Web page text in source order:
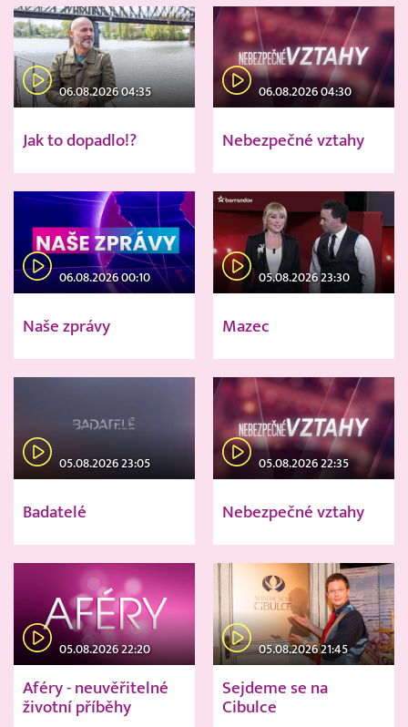
06.08.2026 04:35
Jak to dopadlo!?
06.08.2026 04:30
Nebezpečné vztahy
06.08.2026 00:10
Naše zprávy
05.08.2026 23:30
Mazec
05.08.2026 23:05
Badatelé
05.08.2026 22:35
Nebezpečné vztahy
05.08.2026 22:20
Aféry - neuvěřitelné
životní příběhy
05.08.2026 21:45
Sejdeme se na
Cibulce